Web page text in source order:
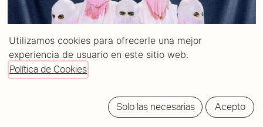
Utilizamos cookies para ofrecerle una mejor
experiencia de usuario en este sitio web.
Política de Cookies
Solo las necesarias Acepto